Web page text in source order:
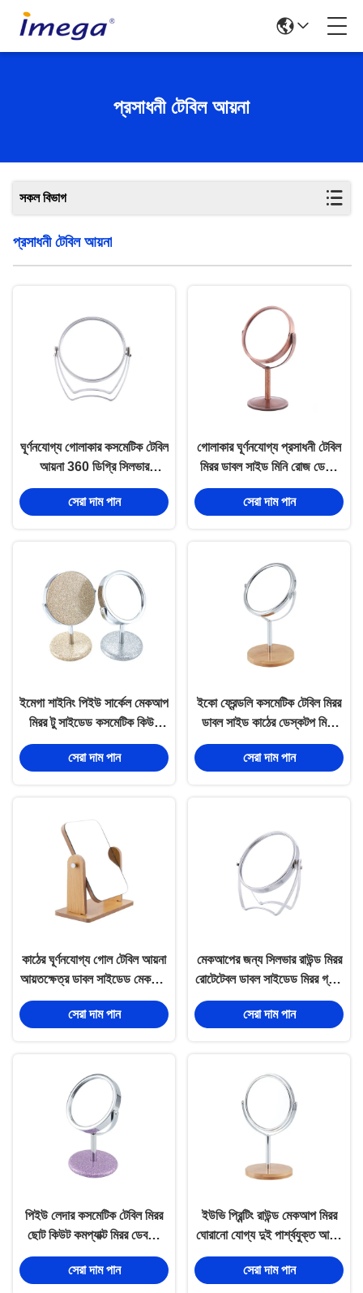
প্রসাধনী টেবিল আয়না
সকল বিভাগ
প্রসাধনী টেবিল আয়না
ঘূর্ণনযোগ্য গোলাকার কসমেটিক টেবিল
আয়না 360 ডিগ্রি সিলভার
সামঞ্জস্যযোগ্য কোণ
সেরা দাম পান
গোলাকার ঘূর্ণনযোগ্য প্রসাধনী টেবিল
মিরর ডাবল সাইড মিনি রোজ ডেস্ক
টপ মিরর
সেরা দাম পান
ইমেগা শাইনিং পিইউ সার্কেল মেকআপ
মিরর টু সাইডেড কসমেটিক কিউট
রোটেটেবল
সেরা দাম পান
ইকো ফ্রেন্ডলি কসমেটিক টেবিল মিরর
ডাবল সাইড কাঠের ডেস্কটপ মিরর
বাঁশ
সেরা দাম পান
কাঠের ঘূর্ণনযোগ্য গোল টেবিল আয়না
আয়তক্ষেত্র ডাবল সাইডেড মেকআপ
মিরর
সেরা দাম পান
মেকআপের জন্য সিলভার রাউন্ড মিরর
রোটেটেবল ডাবল সাইডেড মিরর গ্লাস
অ্যাঙ্গেল
সেরা দাম পান
পিইউ লেদার কসমেটিক টেবিল মিরর
ছোট কিউট কমপ্যাক্ট মিরর ডেবসিং
লোগো
সেরা দাম পান
ইউভি প্রিন্টিং রাউন্ড মেকআপ মিরর
ঘোরানো যোগ্য দুই পার্শ্বযুক্ত আয়না
গ্লাস লেজার খোদাই
সেরা দাম পান